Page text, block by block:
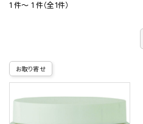
1 件～ 1 件（全1件）
お取り寄せ